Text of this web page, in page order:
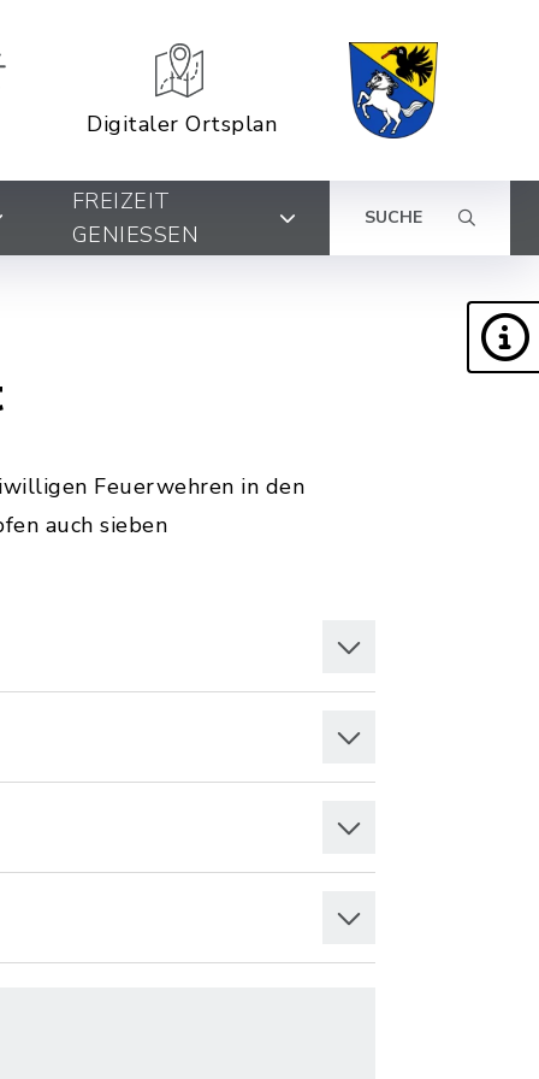
Digitaler Ortsplan
FREIZEIT
GENIESSEN
SUCHE
Feuerwehren in den
auch sieben